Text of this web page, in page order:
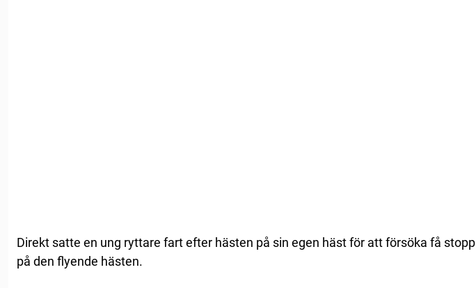
Direkt satte en ung ryttare fart efter hästen på sin egen häst för att försöka få stopp
på den flyende hästen.